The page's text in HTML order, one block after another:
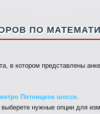
ПО
в котором представлены
Пятницкое шоссе.
нужные опции для